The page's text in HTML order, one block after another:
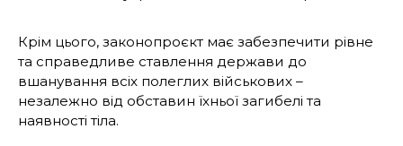
Крім цього, законопроєкт має забезпечити рівне
та справедливе ставлення держави до
вшанування всіх полеглих військових –
незалежно від обставин їхньої загибелі та
наявності тіла.